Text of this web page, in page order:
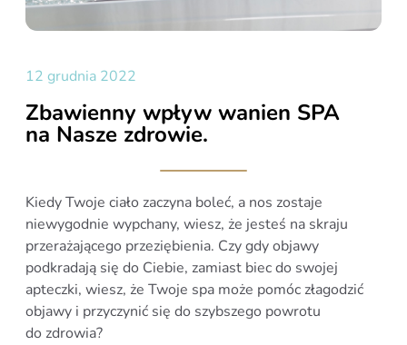
12 grudnia 2022
Zbawienny wpływ wanien SPA
na Nasze zdrowie.
Kiedy Twoje ciało zaczyna boleć, a nos zostaje
niewygodnie wypchany, wiesz, że jesteś na skraju
przerażającego przeziębienia. Czy gdy objawy
podkradają się do Ciebie, zamiast biec do swojej
apteczki, wiesz, że Twoje spa może pomóc złagodzić
objawy i przyczynić się do szybszego powrotu
do zdrowia?